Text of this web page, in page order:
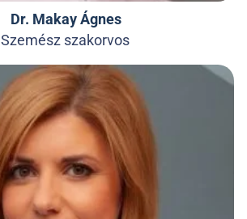
Dr. Makay Ágnes
Szemész szakorvos